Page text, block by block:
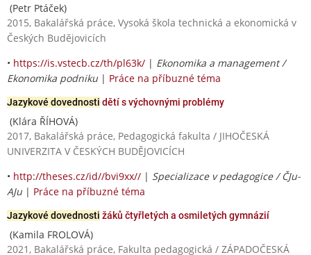
(Petr Ptáček)
2015, Bakalářská práce, Vysoká škola technická a ekonomická v
Českých Budějovicích
• https://is.vstecb.cz/th/pl63k/ | Ekonomika a management /
Ekonomika podniku | Práce na příbuzné téma
Jazykové dovednosti dětí s výchovnými problémy
(Klára ŘÍHOVÁ)
2017, Bakalářská práce, Pedagogická fakulta / JIHOČESKÁ
UNIVERZITA V ČESKÝCH BUDĚJOVICÍCH
• http://theses.cz/id//bvi9xx// | Specializace v pedagogice / ČJu-
AJu | Práce na příbuzné téma
Jazykové dovednosti žáků čtyřletých a osmiletých gymnázií
(Kamila FROLOVÁ)
2021, Bakalářská práce, Fakulta pedagogická / ZÁPADOČESKÁ